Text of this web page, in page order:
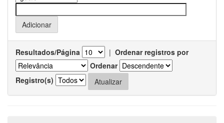
Resultados/Página | Ordenar registros por
Ordenar
Registro(s)